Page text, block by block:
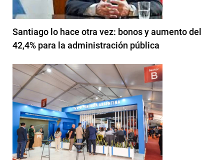
Santiago lo hace otra vez: bonos y aumento del
42,4% para la administración pública